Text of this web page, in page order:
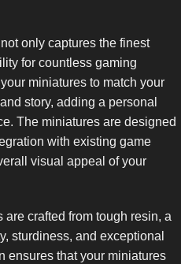
only captures the finest
for countless gaming
miniatures to match your
story, adding a personal
The miniatures are designed
with existing game
visual appeal of your
crafted from tough resin, a
sturdiness, and exceptional
ensures that your miniatures